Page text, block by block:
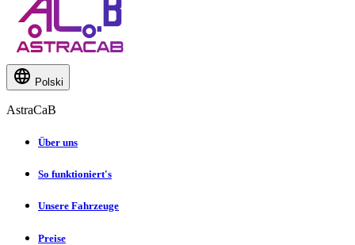
Polski
AstraCaB
Über uns
So funktioniert's
Unsere Fahrzeuge
Preise